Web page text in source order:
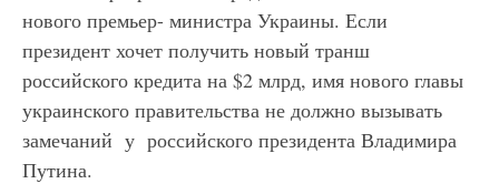
нового премьер- министра Украины. Если
президент хочет получить новый транш
российского кредита на $2 млрд, имя нового главы
украинского правительства не должно вызывать
замечаний у российского президента Владимира
Путина.